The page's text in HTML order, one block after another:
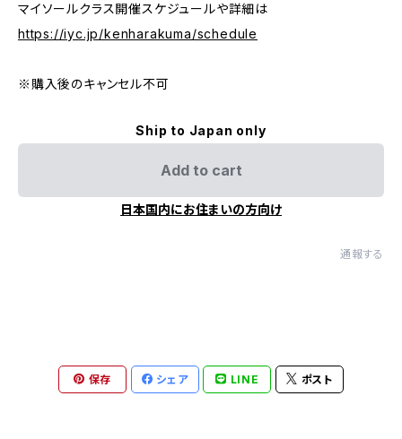
マイソールクラス開催スケジュールや詳細は
https://iyc.jp/kenharakuma/schedule
※購入後のキャンセル不可
Ship to Japan only
Add to cart
日本国内にお住まいの方向け
通報する
保存 シェア LINE ポスト